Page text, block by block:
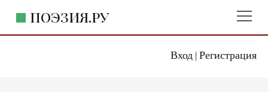
Вход| Регистрация
ПОЭЗИЯ.РУ